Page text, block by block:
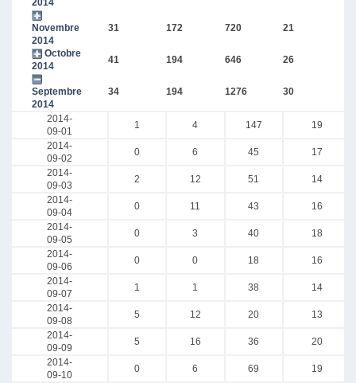
2014
Novembre
2014
31 172 720 21
Octobre
2014
41 194 646 26
Septembre
2014
34 194 1276 30
2014-
09-01
1 4 147
19
2014-
09-02
0 6 45
17
2014-
09-03
2 12 51
14
2014-
09-04
0 11 43
16
2014-
09-05
0 3 40
18
2014-
09-06
0 0 18
16
2014-
09-07
1 1 38
14
2014-
09-08
5 12 20
13
2014-
09-09
5 16 36
20
2014-
09-10
0 6 69
19